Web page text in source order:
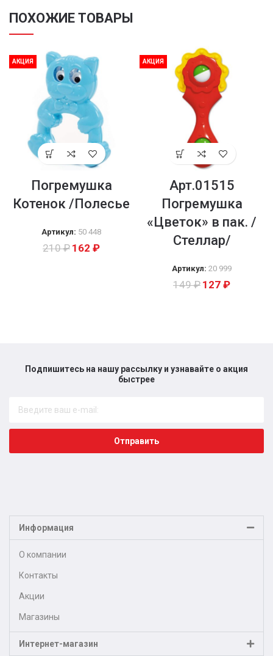
ПОХОЖИЕ ТОВАРЫ
АКЦИЯ
Погремушка
Котенок /Полесье
Артикул: 50 448
210₽ 162 ₽
АКЦИЯ
Арт.01515
Погремушка
«Цветок» в пак. /
Стеллар/
Артикул: 20 999
149₽ 127 ₽
Подпишитесь на нашу рассылку и узнавайте о акция
быстрее​
Отправить
Информация
О компании
Контакты
Акции
Магазины
Интернет-магазин